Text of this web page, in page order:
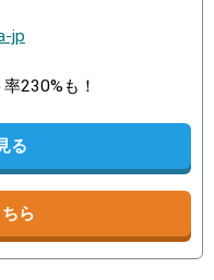
jp
230%も！
る
ら